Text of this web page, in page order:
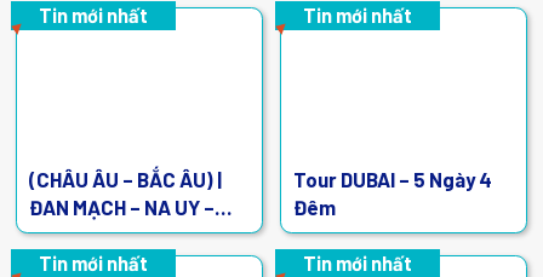
Đêm
Tin mới nhất
(CHÂU ÂU – BẮC ÂU) |
ĐAN MẠCH – NA UY –
THỤY ĐIỂN – PHẦN LAN |
9 Ngày 8 Đêm
Tin mới nhất
Tour DUBAI – 5 Ngày 4
Đêm
Tin mới nhất Tin mới nhất